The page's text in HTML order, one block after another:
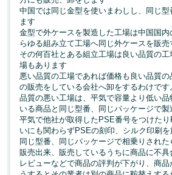
中国では同じ金型を使いまわしし、同じ
ます
金型で外ケースを製造した工場は中国国
らゆる組み立て工場へ同じ外ケースを販売
その何百社とある組立工場は良い品質の
場もあります
悪い品質の工場であれば価格も良い品質
の販売をしている会社へ卸をするわけです
品質の悪い工場は、平気で容量より低い
いる商品と同じ型番、同じパッケージで製
平気で他社が取得したPSE番号をつけた
いにも関わらずPSEの刻印、シルク印刷を
同じ型番、同じパッケージで相乗りされた
販売出来、販売しているうちに商品に不具
レビューなどで商品の評判が下がり、商